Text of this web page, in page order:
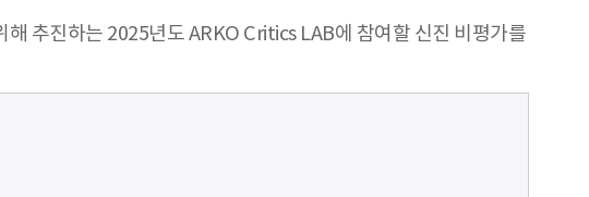
추진하는 2025년도 ARKO Critics LAB에 참여할 신진 비평가를